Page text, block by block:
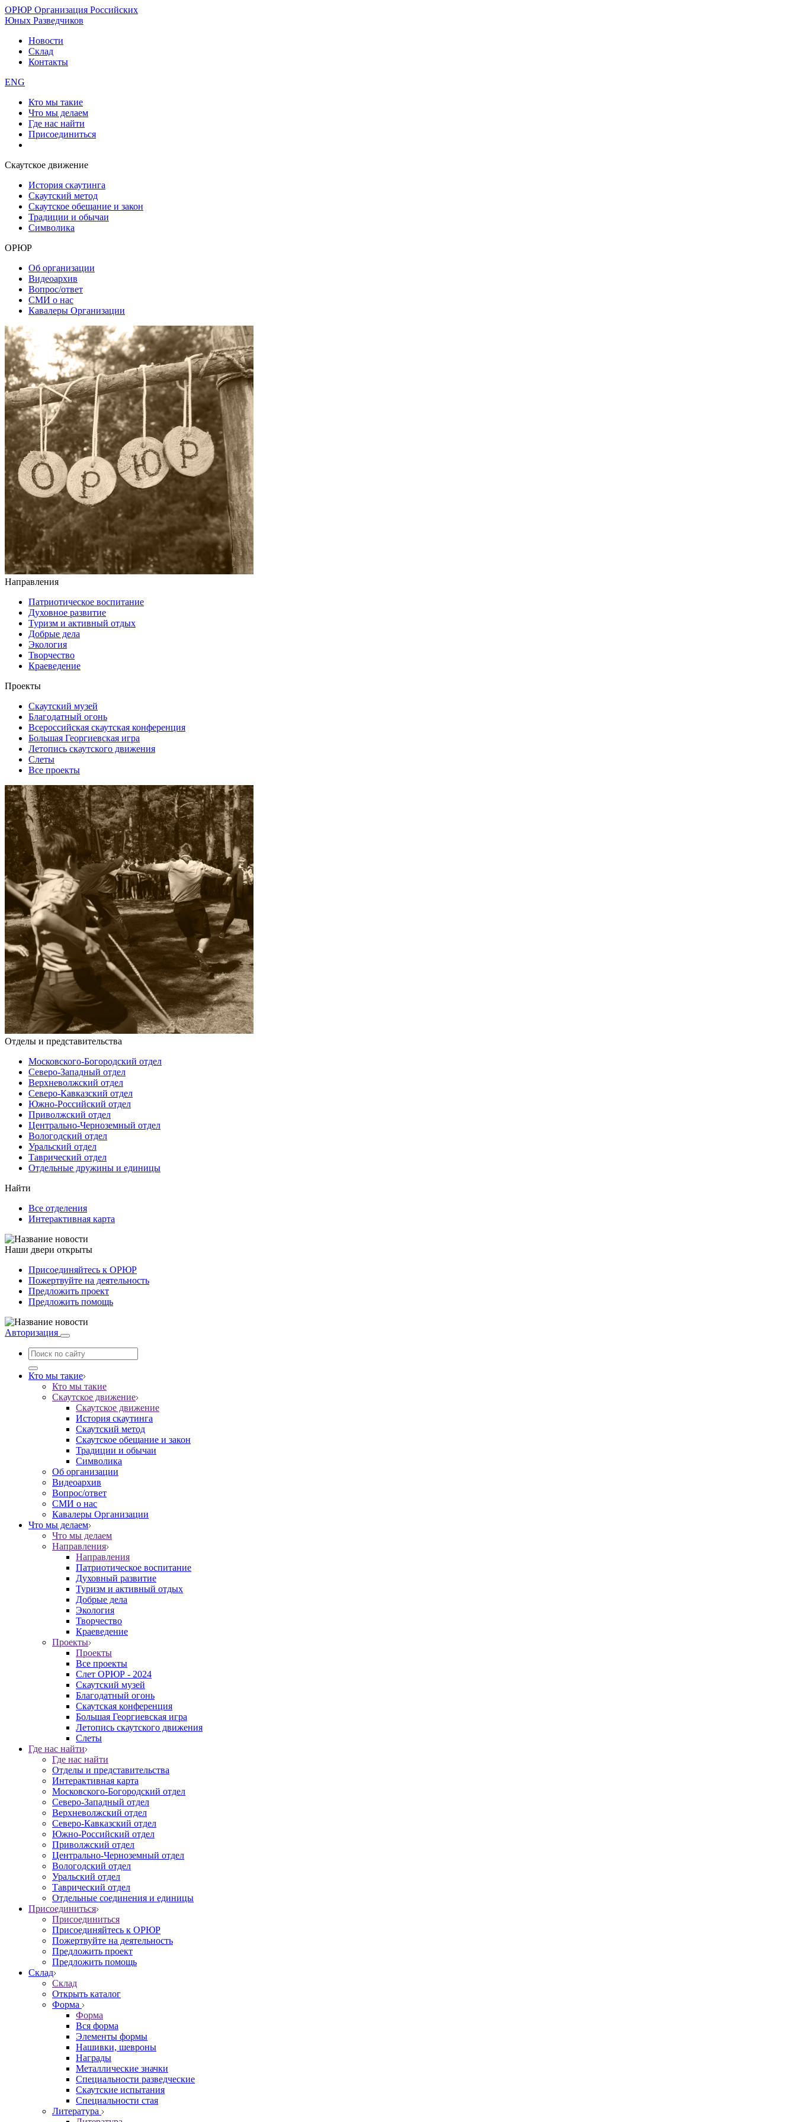
ОРЮР Организация Российских
Юных Разведчиков
Новости
Склад
Контакты
ENG
Кто мы такие
Что мы делаем
Где нас найти
Присоединиться
Скаутское движение
История скаутинга
Скаутский метод
Скаутское обещание и закон
Традиции и обычаи
Символика
ОРЮР
Об организации
Видеоархив
Вопрос/ответ
СМИ о нас
Кавалеры Организации
Направления
Патриотическое воспитание
Духовное развитие
Туризм и активный отдых
Добрые дела
Экология
Творчество
Краеведение
Проекты
Скаутский музей
Благодатный огонь
Всероссийская скаутская конференция
Большая Георгиевская игра
Летопись скаутского движения
Слеты
Все проекты
Отделы и представительства
Московского-Богородский отдел
Северо-Западный отдел
Верхневолжский отдел
Северо-Кавказский отдел
Южно-Российский отдел
Приволжский отдел
Центрально-Черноземный отдел
Вологодский отдел
Уральский отдел
Таврический отдел
Отдельные дружины и единицы
Найти
Все отделения
Интерактивная карта
Наши двери открыты
Присоединяйтесь к ОРЮР
Пожертвуйте на деятельность
Предложить проект
Предложить помощь
Авторизация
Кто мы такие
Кто мы такие
Скаутское движение
Скаутское движение
История скаутинга
Скаутский метод
Скаутское обещание и закон
Традиции и обычаи
Символика
Об организации
Видеоархив
Вопрос/ответ
СМИ о нас
Кавалеры Организации
Что мы делаем
Что мы делаем
Направления
Направления
Патриотическое воспитание
Духовный развитие
Туризм и активный отдых
Добрые дела
Экология
Творчество
Краеведение
Проекты
Проекты
Все проекты
Слет ОРЮР - 2024
Скаутский музей
Благодатный огонь
Cкаутская конференция
Большая Георгиевская игра
Летопись скаутского движения
Слеты
Где нас найти
Где нас найти
Отделы и представительства
Интерактивная карта
Московского-Богородский отдел
Северо-Западный отдел
Верхневолжский отдел
Северо-Кавказский отдел
Южно-Российский отдел
Приволжский отдел
Центрально-Черноземный отдел
Вологодский отдел
Уральский отдел
Таврический отдел
Отдельные соединения и единицы
Присоединиться
Присоединиться
Присоединяйтесь к ОРЮР
Пожертвуйте на деятельность
Предложить проект
Предложить помощь
Склад
Склад
Открыть каталог
Форма
Форма
Вся форма
Элементы формы
Нашивки, шевроны
Награды
Металлические значки
Специальности разведческие
Скаутские испытания
Специальности стая
Литература